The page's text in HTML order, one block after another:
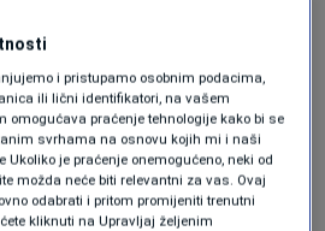
aerodroma Sarajevo
i ostalim korisnicima
i saradnji tokom
i pristupamo osobnim podacima,
ili lični identifikatori, na vašem
omogućava praćenje tehnologije kako bi se
svrhama na osnovu kojih mi i naši
Ukoliko je praćenje onemogućeno, neki od
možda neće biti relevantni za vas. Ovaj
odabrati i pritom promijeniti trenutni
kliknuti na Upravljaj željenim